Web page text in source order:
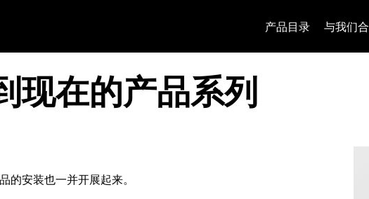
产品目录 与我们
现在的产品系列
的安装也一并开展起来。